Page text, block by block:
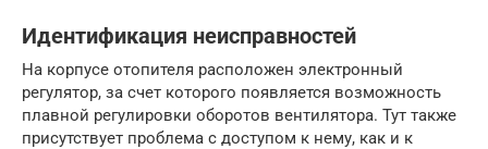
Идентификация неисправностей
На корпусе отопителя расположен электронный
регулятор, за счет которого появляется возможность
плавной регулировки оборотов вентилятора. Тут также
присутствует проблема с доступом к нему, как и к